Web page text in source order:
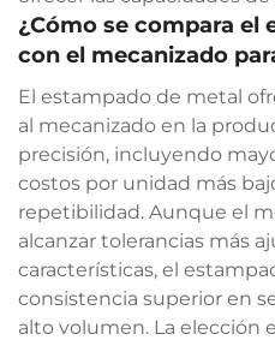
¿Cómo se compara el
con el mecanizado
El estampado de metal
al mecanizado en la
precisión, incluyendo
costos por unidad más
repetibilidad. Aunque el
alcanzar tolerancias más
características, el
consistencia superior en
alto volumen. La elección